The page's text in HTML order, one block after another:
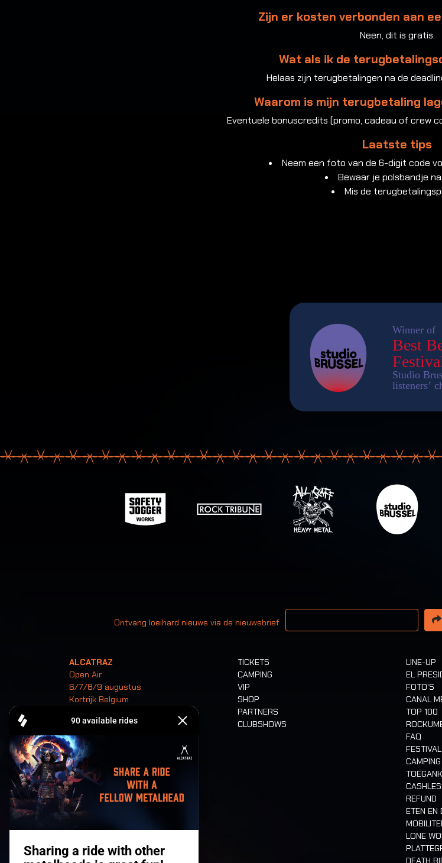
Zijn er kosten verbonden aan
Neen, dit is gratis.
Wat als ik de
Helaas zijn terugbetalingen na de
Waarom is mijn terugbetaling
Eventuele bonuscredits (promo, cadeau of crew
Laatste tips
Neem een foto van de 6-digit code
Bewaar je polsbandje
Mis de
Ontvang loeihard nieuws via de nieuwsbrief
Uw email adres
ALCATRAZ
Open Air
6/7/8/9 augustus
Kortrijk Belgium
Tickets
TICKETS
CAMPING
VIP
SHOP
PARTNERS
CLUBSHOWS
LINE-UP
EL
FOTO'S
CANAL
TOP 100
FAQ
CAMPING
REFUND
ETEN EN
LONE
DEATH